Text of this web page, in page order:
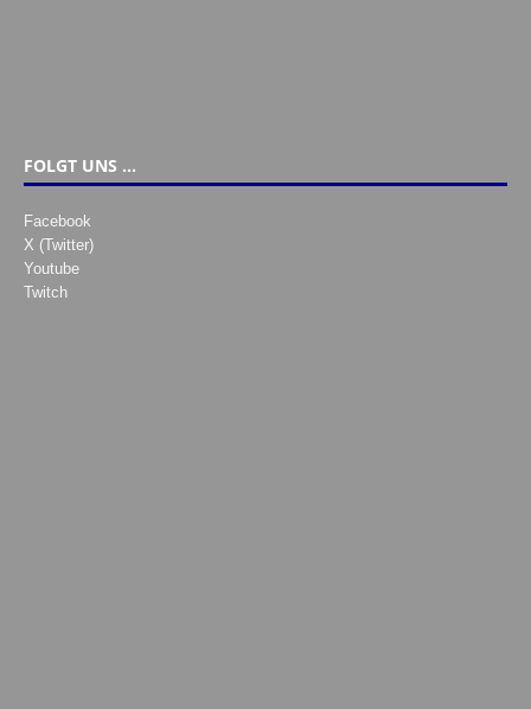
FOLGT UNS …
Facebook
X (Twitter)
Youtube
Twitch